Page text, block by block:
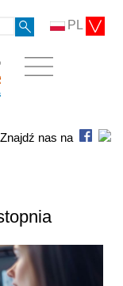
PL
Znajdź nas na